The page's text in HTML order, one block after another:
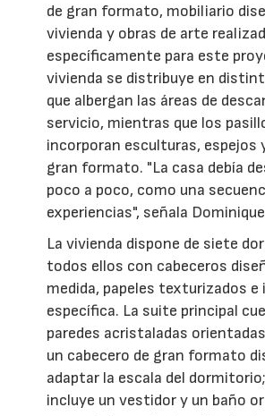
de gran formato, mobiliario
vivienda y obras de arte
específicamente para este
vivienda se distribuye en
que albergan las áreas de
servicio, mientras que los
incorporan esculturas, espejos
gran formato. "La casa debía
poco a poco, como una
experiencias", señala
La vivienda dispone de siete
todos ellos con cabeceros
medida, papeles texturizados e
específica. La suite principal
paredes acristaladas
un cabecero de gran formato
adaptar la escala del
incluye un vestidor y un baño